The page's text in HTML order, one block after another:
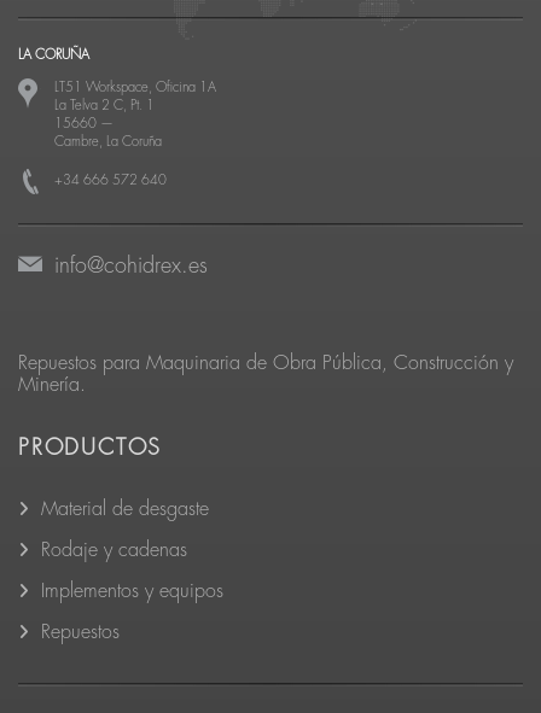
LA CORUÑA
LT51 Workspace, Oficina 1A
La Telva 2 C, Pt. 1
15660 —
Cambre, La Coruña
+34 666 572 640
info@cohidrex.es
Repuestos para Maquinaria de Obra Pública, Construcción y
Minería.
PRODUCTOS
Material de desgaste
Rodaje y cadenas
Implementos y equipos
Repuestos